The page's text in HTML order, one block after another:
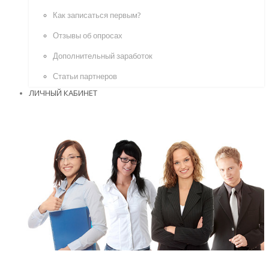
Как записаться первым?
Отзывы об опросах
Дополнительный заработок
Статьи партнеров
ЛИЧНЫЙ КАБИНЕТ